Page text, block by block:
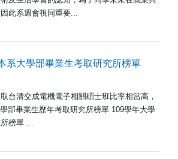
此系週會視同重要...
系大學部畢業生考取研究所榜單
台清交成電機電子相關碩士班比率相當高，
部畢業生歷年考取研究所榜單 109學年大學
榜單 ...